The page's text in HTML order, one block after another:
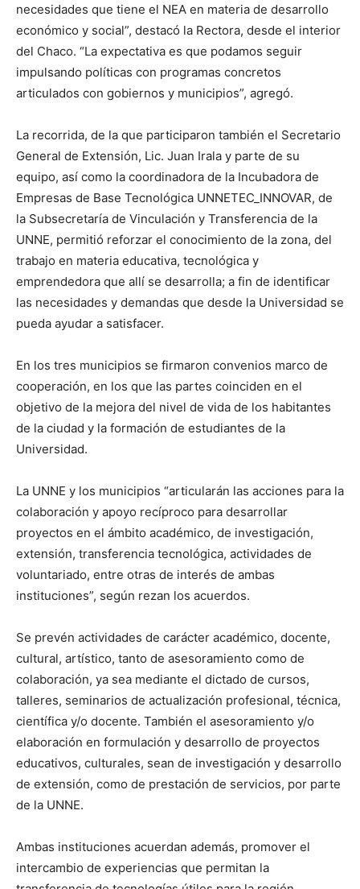
necesidades que tiene el NEA en materia de desarrollo
económico y social”, destacó la Rectora, desde el interior
del Chaco. “La expectativa es que podamos seguir
impulsando políticas con programas concretos
articulados con gobiernos y municipios”, agregó.
La recorrida, de la que participaron también el Secretario
General de Extensión, Lic. Juan Irala y parte de su
equipo, así como la coordinadora de la Incubadora de
Empresas de Base Tecnológica UNNETEC_INNOVAR, de
la Subsecretaría de Vinculación y Transferencia de la
UNNE, permitió reforzar el conocimiento de la zona, del
trabajo en materia educativa, tecnológica y
emprendedora que allí se desarrolla; a fin de identificar
las necesidades y demandas que desde la Universidad se
pueda ayudar a satisfacer.
En los tres municipios se firmaron convenios marco de
cooperación, en los que las partes coinciden en el
objetivo de la mejora del nivel de vida de los habitantes
de la ciudad y la formación de estudiantes de la
Universidad.
La UNNE y los municipios “articularán las acciones para la
colaboración y apoyo recíproco para desarrollar
proyectos en el ámbito académico, de investigación,
extensión, transferencia tecnológica, actividades de
voluntariado, entre otras de interés de ambas
instituciones”, según rezan los acuerdos.
Se prevén actividades de carácter académico, docente,
cultural, artístico, tanto de asesoramiento como de
colaboración, ya sea mediante el dictado de cursos,
talleres, seminarios de actualización profesional, técnica,
científica y/o docente. También el asesoramiento y/o
elaboración en formulación y desarrollo de proyectos
educativos, culturales, sean de investigación y desarrollo
de extensión, como de prestación de servicios, por parte
de la UNNE.
Ambas instituciones acuerdan además, promover el
intercambio de experiencias que permitan la